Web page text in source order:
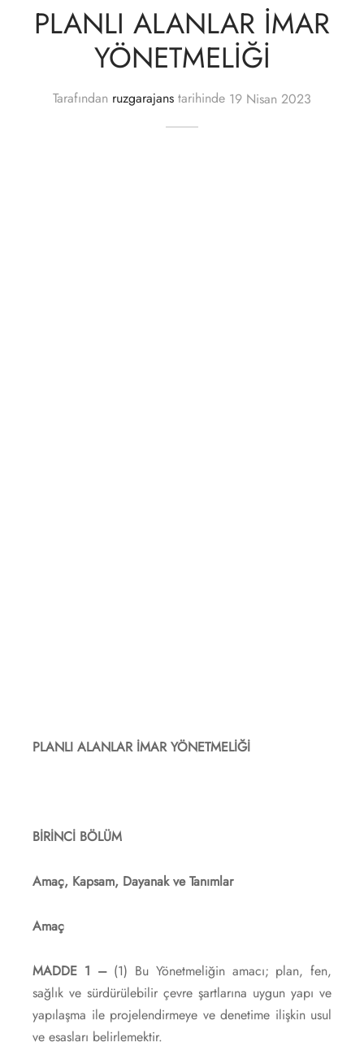
PLANLI ALANLAR İMAR
YÖNETMELİĞİ
Tarafından ruzgarajans tarihinde 19 Nisan 2023
PLANLI ALANLAR İMAR YÖNETMELİĞİ
BİRİNCİ BÖLÜM
Amaç, Kapsam, Dayanak ve Tanımlar
Amaç
MADDE 1 – (1) Bu Yönetmeliğin amacı; plan, fen,
sağlık ve sürdürülebilir çevre şartlarına uygun yapı ve
yapılaşma ile projelendirmeye ve denetime ilişkin usul
ve esasları belirlemektir.